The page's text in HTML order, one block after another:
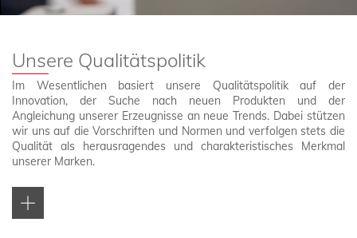
Unsere Qualitätspolitik
Im Wesentlichen basiert unsere Qualitätspolitik auf der
Innovation, der Suche nach neuen Produkten und der
Angleichung unserer Erzeugnisse an neue Trends. Dabei stützen
wir uns auf die Vorschriften und Normen und verfolgen stets die
Qualität als herausragendes und charakteristisches Merkmal
unserer Marken.